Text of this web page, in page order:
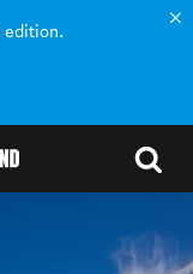
edition.